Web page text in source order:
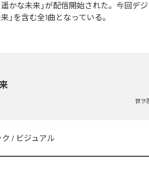
かな未来」が配信開始された。今回デ
」を含む全1曲となっている。
世ヲ
/ ビジュアル